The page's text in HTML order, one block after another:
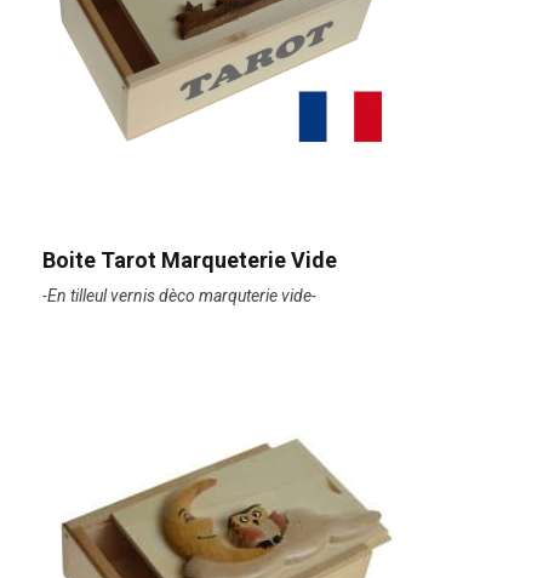
Boite Tarot Marqueterie Vide
-En tilleul vernis dèco marquterie vide-